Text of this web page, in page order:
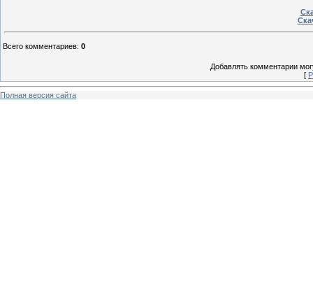
Всего комментариев: 0
Добавлять комментарии
[
Полная версия сайта